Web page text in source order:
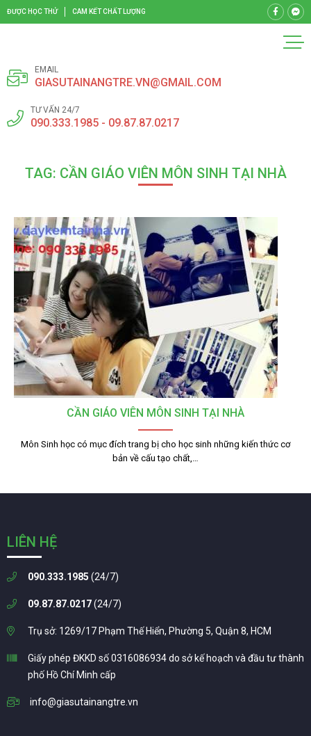
ĐƯỢC HỌC THỬ CAM KẾT CHẤT LƯỢNG
EMAIL
GIASUTAINANGTRE.VN@GMAIL.COM
TƯ VẤN 24/7
090.333.1985 - 09.87.87.0217
TAG: CẦN GIÁO VIÊN MÔN SINH TẠI NHÀ
CẦN GIÁO VIÊN MÔN SINH TẠI NHÀ
Môn Sinh học có mục đích trang bị cho học sinh những kiến thức cơ
bản về cấu tạo chất,…
LIÊN HỆ
090.333.1985 (24/7)
09.87.87.0217(24/7)
Trụ sở: 1269/17 Phạm Thế Hiển, Phường 5, Quận 8, HCM
Giấy phép ĐKKD số 0316086934 do sở kế hoạch và đầu tư thành
phố Hồ Chí Minh cấp
info@giasutainangtre.vn